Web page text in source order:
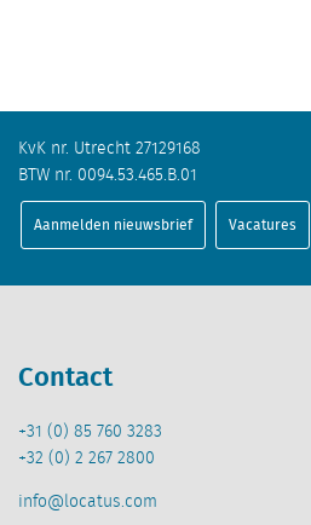
KvK nr. Utrecht 27129168
BTW nr. 0094.53.465.B.01
Aanmelden nieuwsbrief Vacatures
Contact
+31 (0) 85 760 3283
+32 (0) 2 267 2800
info@locatus.com